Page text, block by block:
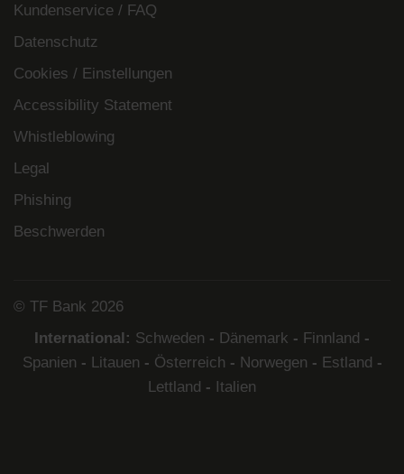
Kundenservice / FAQ
Datenschutz
Cookies / Einstellungen
Accessibility Statement
Whistleblowing
Legal
Phishing
Beschwerden
© TF Bank 2026
International: Schweden - Dänemark - Finnland -
Spanien - Litauen - Österreich - Norwegen - Estland -
Lettland - Italien